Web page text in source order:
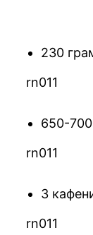
230
rn011
650-
rn011
3
rn011